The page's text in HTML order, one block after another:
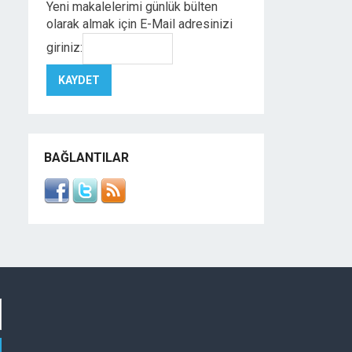
Yeni makalelerimi günlük bülten
olarak almak için E-Mail adresinizi
giriniz:
BAĞLANTILAR